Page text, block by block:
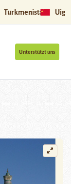
Turkmenistan
Unterstützt uns